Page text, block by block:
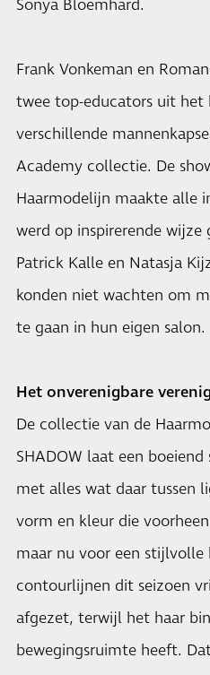
Sonya Bloemhard.
Frank Vonkeman en
twee top-educators uit het
verschillende
Academy collectie. De
Haarmodelijn maakte alle
werd op inspirerende wijze
Patrick Kalle en Natasja
konden niet wachten om
te gaan in hun eigen salon.
Het onverenigbare
De collectie van de
SHADOW laat een
met alles wat daar tussen
vorm en kleur die
maar nu voor een stijlvolle
contourlijnen dit seizoen
afgezet, terwijl het haar
bewegingsruimte heeft.